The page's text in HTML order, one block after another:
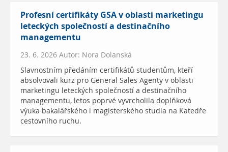
Profesní certifikáty GSA v oblasti marketingu
leteckých společností a destinačního
managementu
23. 6. 2026 Autor: Nora Dolanská
Slavnostním předáním certifikátů studentům, kteří
absolvovali kurz pro General Sales Agenty v oblasti
marketingu leteckých společností a destinačního
managementu, letos poprvé vyvrcholila doplňková
výuka bakalářského i magisterského studia na Katedře
cestovního ruchu.